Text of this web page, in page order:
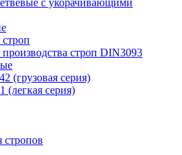
с укорачивающими
строп DIN3093
(грузовая серия)
серия)
стропов